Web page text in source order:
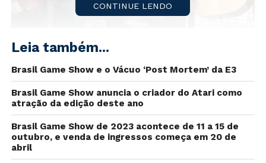
Shota Nakamae suaVideo Game Orchestra
estarão mais uma vez naBrasil Game Show.
CONTINUE LENDO
Leia também...
Brasil Game Show e o Vácuo ‘Post Mortem’ da E3
Brasil Game Show anuncia o criador do Atari como
atração da edição deste ano
Brasil Game Show de 2023 acontece de 11 a 15 de
outubro, e venda de ingressos começa em 20 de
abril